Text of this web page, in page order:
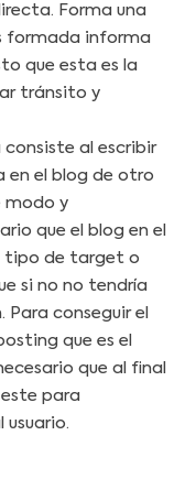
Forma una
formada informa
que esta es la
tránsito y
al escribir
en el blog de otro
modo y
que el blog en el
tipo de target o
si no no tendría
conseguir el
que es el
que al final
para
usuario.